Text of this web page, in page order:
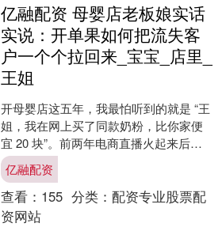
亿融配资 母婴店老板娘实话
实说：开单果如何把流失客
户一个个拉回来_宝宝_店里_
王姐
开母婴店这五年，我最怕听到的就是 “王
姐，我在网上买了同款奶粉，比你家便
宜 20 块”。前两年电商直播火起来后，
店里的客户流失得特别厉害，有次我在
小区遛弯，看到....
亿融配资
查看： 155 分类： 配资专业股票配
资网站